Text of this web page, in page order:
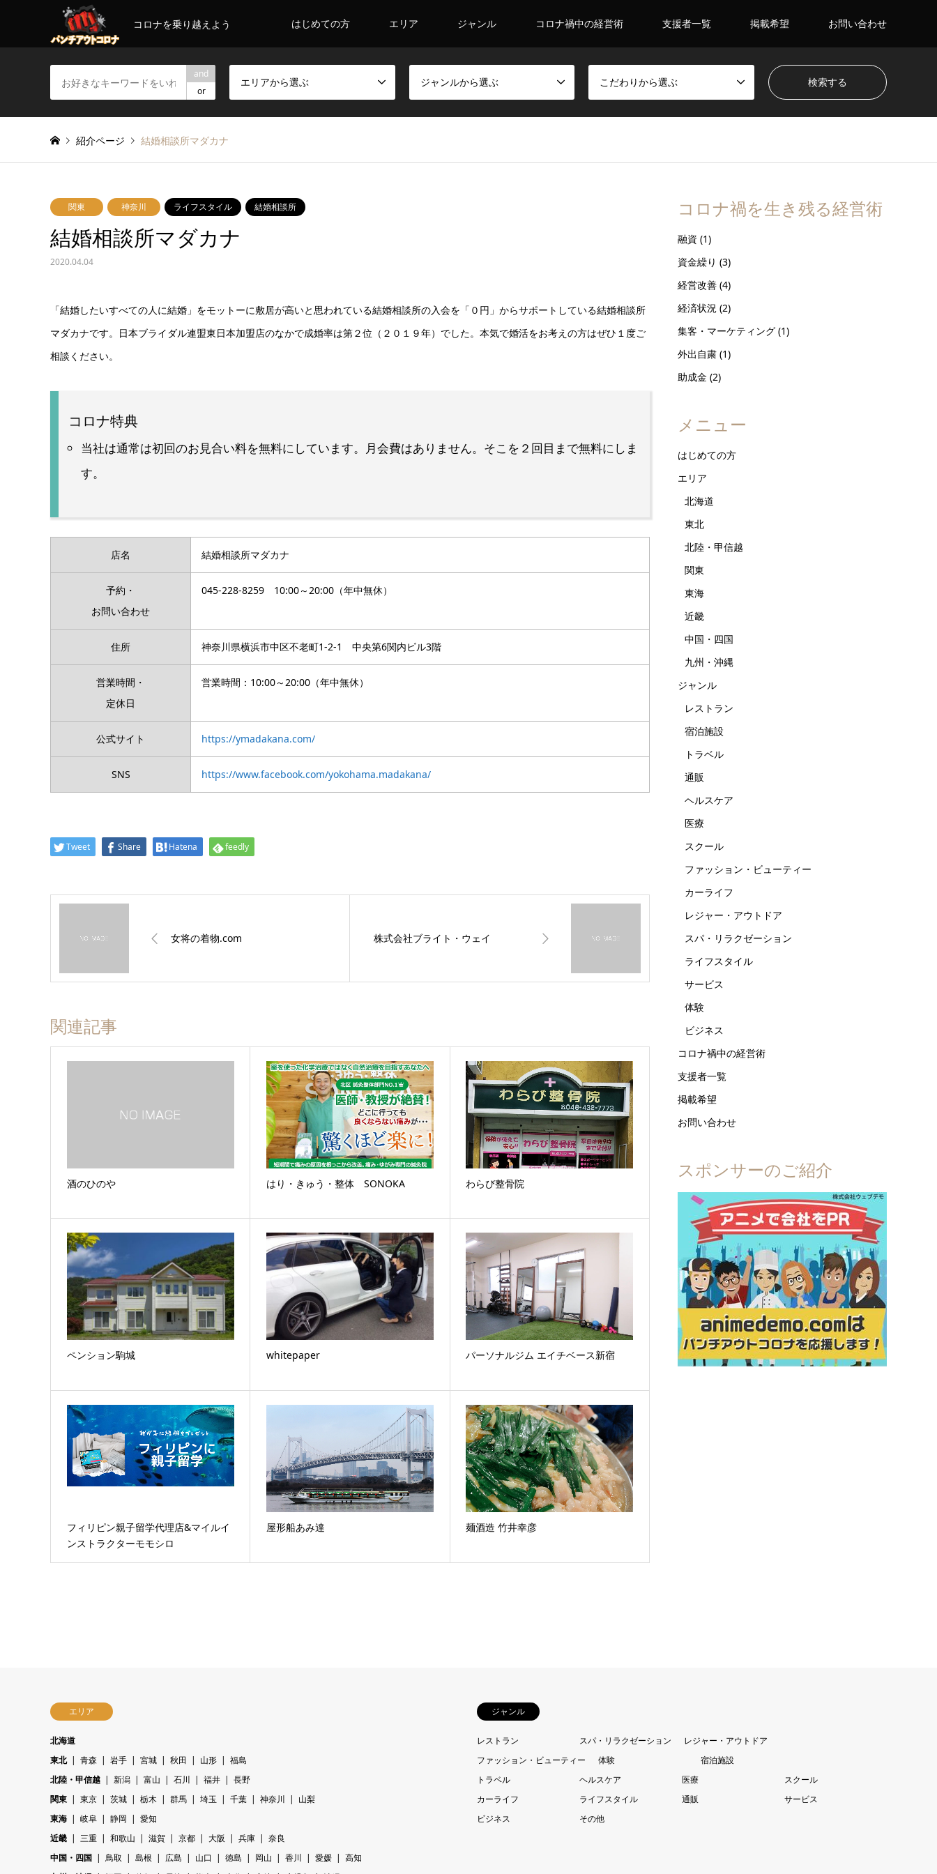
コロナを乗り越えよう はじめての方 エリア ジャンル コロナ禍中の経営術 支援者一覧 掲載希望 お問い合わせ
and
or
エリアから選ぶ ジャンルから選ぶ こだわりから選ぶ
紹介ページ 結婚相談所マダカナ
関東 神奈川 ライフスタイル 結婚相談所
結婚相談所マダカナ
2020.04.04
「結婚したいすべての人に結婚」をモットーに敷居が高いと思われている結婚相談所の入会を「０円」からサポートしている結婚相談所
マダカナです。日本ブライダル連盟東日本加盟店のなかで成婚率は第２位（２０１９年）でした。本気で婚活をお考えの方はぜひ１度ご
相談ください。
コロナ特典
当社は通常は初回のお見合い料を無料にしています。月会費はありません。そこを２回目まで無料にしま
す。
店名 結婚相談所マダカナ
予約・
お問い合わせ
045-228-8259 10:00～20:00（年中無休）
住所 神奈川県横浜市中区不老町1-2-1 中央第6関内ビル3階
営業時間・
定休日
営業時間：10:00～20:00（年中無休）
公式サイト https://ymadakana.com/
SNS https://www.facebook.com/yokohama.madakana/
Tweet Share Hatena feedly
女将の着物.com 株式会社ブライト・ウェイ
関連記事
酒のひのや はり・きゅう・整体 SONOKA わらび整骨院
ペンション駒城 whitepaper パーソナルジム エイチベース新宿
フィリピン親子留学代理店&マイルイ
ンストラクターモモシロ
屋形船あみ達 麺酒造 竹井幸彦
コロナ禍を生き残る経営術
融資 (1)
資金繰り (3)
経営改善 (4)
経済状況 (2)
集客・マーケティング (1)
外出自粛 (1)
助成金 (2)
メニュー
はじめての方
エリア
北海道
東北
北陸・甲信越
関東
東海
近畿
中国・四国
九州・沖縄
ジャンル
レストラン
宿泊施設
トラベル
通販
ヘルスケア
医療
スクール
ファッション・ビューティー
カーライフ
レジャー・アウトドア
スパ・リラクゼーション
ライフスタイル
サービス
体験
ビジネス
コロナ禍中の経営術
支援者一覧
掲載希望
お問い合わせ
スポンサーのご紹介
エリア
北海道
東北
青森 岩手 宮城 秋田 山形
福島
北陸・甲信越
新潟 富山 石川 福井
長野
関東
東京 茨城 栃木 群馬 埼玉 千葉 神奈川
山梨
東海
岐阜 静岡
愛知
近畿
三重 和歌山 滋賀 京都 大阪 兵庫
奈良
中国・四国
鳥取 島根 広島 山口 徳島 岡山 香川 愛媛
高知
ジャンル
レストラン スパ・リラクゼーション
レジャー・アウトドア
ファッション・ビューティー
体験
宿泊施設
トラベル
ヘルスケア 医療
スクール
カーライフ
ライフスタイル 通販
サービス
ビジネス
その他